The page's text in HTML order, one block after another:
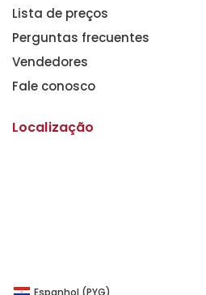
Lista de preços
Perguntas frecuentes
Vendedores
Fale conosco
Localização
Espanhol (PYG)